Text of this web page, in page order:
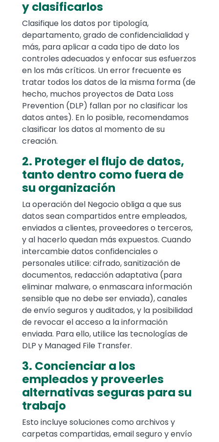
y clasificarlos
Clasifique los datos por tipología,
departamento, grado de confidencialidad y
más, para aplicar a cada tipo de dato los
controles adecuados y enfocar sus esfuerzos
en los más críticos. Un error frecuente es
tratar todos los datos de la misma forma (de
hecho, muchos proyectos de Data Loss
Prevention (DLP) fallan por no clasificar los
datos antes). En lo posible, recomendamos
clasificar los datos al momento de su
creación.
2. Proteger el flujo de datos,
tanto dentro como fuera de
su organización
La operación del Negocio obliga a que sus
datos sean compartidos entre empleados,
enviados a clientes, proveedores o terceros,
y al hacerlo quedan más expuestos. Cuando
intercambie datos confidenciales o
personales utilice: cifrado, sanitización de
documentos, redacción adaptativa (para
eliminar malware, o enmascara información
sensible que no debe ser enviada), canales
de envío seguros y auditados, y la posibilidad
de revocar el acceso a la información
enviada. Para ello, utilice las tecnologías de
DLP y Managed File Transfer.
3. Concienciar a los
empleados y proveerles
alternativas seguras para su
trabajo
Esto incluye soluciones como archivos y
carpetas compartidas, email seguro y envío